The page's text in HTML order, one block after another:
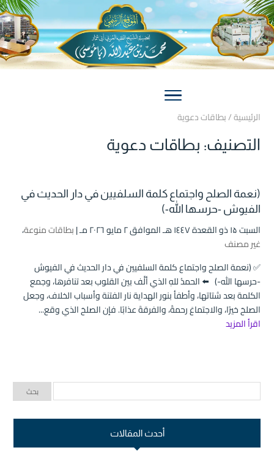
الرئيسية/بطاقات دعوية
التصنيف: بطاقات دعوية
(نعمة الصلح واجتماع كلمة السلفيين في دار الحديث في
الفيوش -حرسها الله-)
السبت ۱۵ ذو القعدة ۱٤٤۷ هـ الموافق ۲ مايو ۲۰۲٦ مـ | بطاقات منوعة،
غير مصنف
✅ (نعمة الصلح واجتماع كلمة السلفيين في دار الحديث في الفيوش
-حرسها الله-) ⬅️ الحمدُ للهِ الذي ألَّف بين القلوب بعد تنافرها، وجمع
الكلمة بعد شتاتها، وأطفأ بنور الهداية نار الفتنة وأسباب الخلاف، وجعل
الصلحَ خيرًا، والاجتماعَ رحمةً، والفرقةَ عذابًا. فإن الصلحَ الذي وقع...
اقرأ المزيد
أحدث المقالات